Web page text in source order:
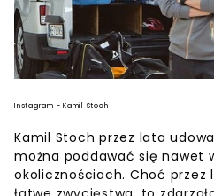
Instagram - Kamil Stoch
Kamil Stoch przez lata
można poddawać się nawet
okolicznościach. Choć przez